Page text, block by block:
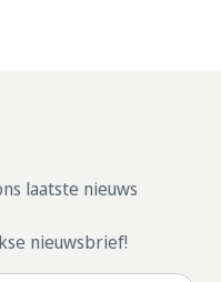
laatste nieuws
nieuwsbrief!